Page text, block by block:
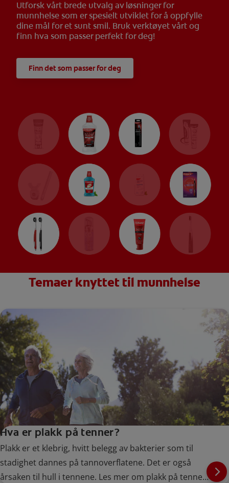
Utforsk vårt brede utvalg av løsninger for
munnhelse som er spesielt utviklet for å oppfylle
dine mål for et sunt smil. Bruk verktøyet vårt og
finn hva som passer perfekt for deg!
Finn det som passer for deg
Temaer knyttet til munnhelse
Hva er plakk på tenner?
Plakk er et klebrig, hvitt belegg av bakterier som til
stadighet dannes på tannoverflatene. Det er også
årsaken til hull i tennene. Les mer om plakk på tenner